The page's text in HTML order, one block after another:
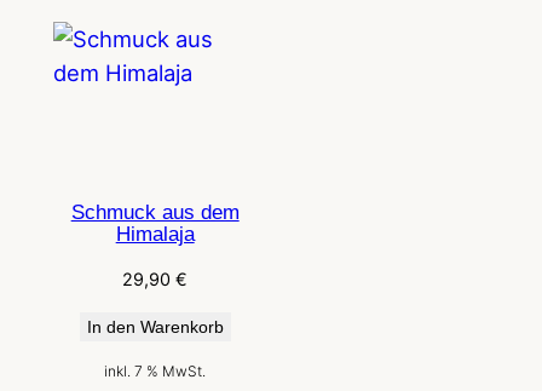
Schmuck aus dem
Himalaja
29,90€
In den Warenkorb
inkl. 7 % MwSt.